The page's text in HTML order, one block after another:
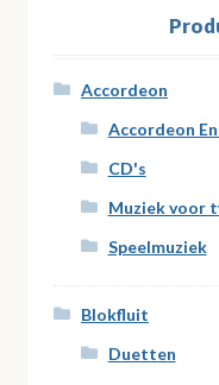
Accordeon
Accordeon
CD's
Muziek voor
Speelmuziek
Blokfluit
Duetten